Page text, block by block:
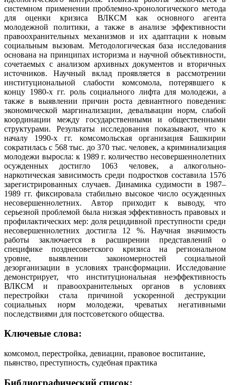
системном применении проблемно-хронологического метода
для оценки кризиса ВЛКСМ как основного агента
молодежной политики, а также в анализе эффективности
правоохранительных механизмов и их адаптации к новым
социальным вызовам. Методологическая база исследования
основана на принципах историзма и научной объективности,
сочетаемых с анализом архивных документов и вторичных
источников. Научный вклад проявляется в рассмотрении
институциональной слабости комсомола, потерявшего к
концу 1980-х гг. роль социального лифта для молодежи, а
также в выявлении причин роста девиантного поведения:
экономической маргинализации, девальвации норм, слабой
координации между государственными и общественными
структурами. Результаты исследования показывают, что к
началу 1990-х гг. комсомольская организация Башкирии
сократилась с 568 тыс. до 370 тыс. человек, а криминализация
молодежи выросла: к 1989 г. количество несовершеннолетних
осужденных достигло 1063 человек, а алкогольно-
наркотическая зависимость среди подростков составила 1576
зарегистрированных случаев. Динамика судимости в 1987–
1989 гг. фиксировала стабильно высокое число осужденных
несовершеннолетних. Автор приходит к выводу, что
серьезной проблемой была низкая эффективность правовых и
профилактических мер: доля рецидивной преступности среди
несовершеннолетних достигла 12 %. Научная значимость
работы заключается в расширении представлений о
специфике позднесоветского кризиса на региональном
уровне, выявлении закономерностей социальной
дезорганизации в условиях трансформации. Исследование
демонстрирует, что институциональная неэффективность
ВЛКСМ и правоохранительных органов в условиях
перестройки стала причиной ускоренной деструкции
социальных норм молодежи, чреватых негативными
последствиями для постсоветского общества.
Ключевые слова:
комсомол, перестройка, девиации, правовое воспитание,
пьянство, преступность, судебная практика
Библиографический список: